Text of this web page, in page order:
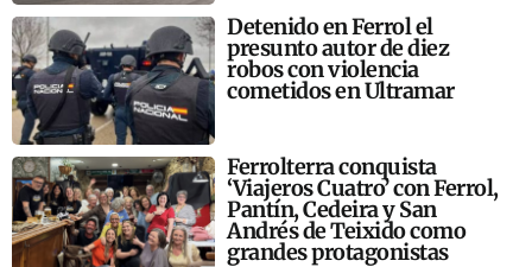
Detenido en Ferrol el
presunto autor de diez
robos con violencia
cometidos en Ultramar
Ferrolterra conquista
‘Viajeros Cuatro’ con Ferrol,
Pantín, Cedeira y San
Andrés de Teixido como
grandes protagonistas